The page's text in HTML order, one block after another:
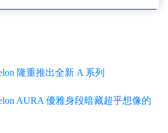
隆重推出全新 A 系列
AURA 優雅身段暗藏超乎想像的